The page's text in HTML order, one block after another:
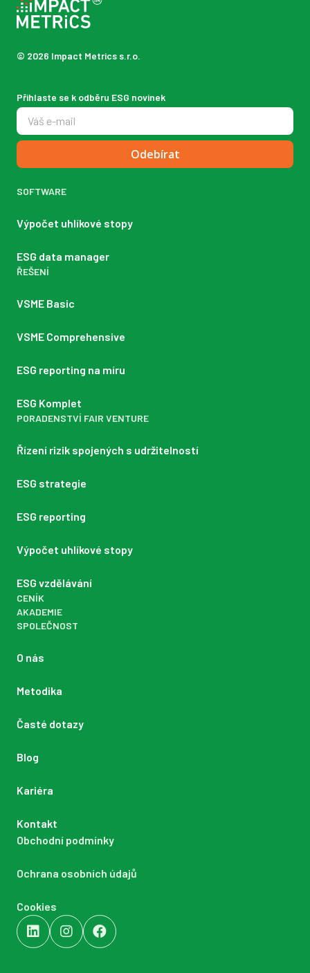
© 2026 Impact Metrics s.r.o.
Přihlaste se k odběru ESG novinek
Odebírat
SOFTWARE
Výpočet uhlíkové stopy
ESG data manager
ŘEŠENÍ
VSME Basic
VSME Comprehensive
ESG reporting na míru
ESG Komplet
PORADENSTVÍ FAIR VENTURE
Řízení rizik spojených s udržitelností
ESG strategie
ESG reporting
Výpočet uhlíkové stopy
ESG vzdělávání
CENÍK
AKADEMIE
SPOLEČNOST
O nás
Metodika
Časté dotazy
Blog
Kariéra
Kontakt
Obchodní podmínky
Ochrana osobních údajů
Cookies